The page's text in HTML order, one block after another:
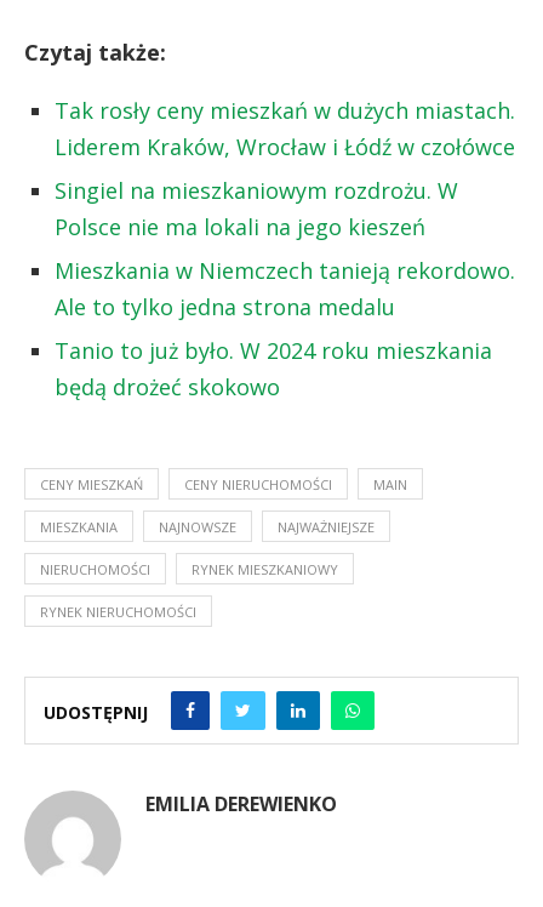
Czytaj także:
Tak rosły ceny mieszkań w dużych miastach.
Liderem Kraków, Wrocław i Łódź w czołówce
Singiel na mieszkaniowym rozdrożu. W
Polsce nie ma lokali na jego kieszeń
Mieszkania w Niemczech tanieją rekordowo.
Ale to tylko jedna strona medalu
Tanio to już było. W 2024 roku mieszkania
będą drożeć skokowo
CENY MIESZKAŃ CENY NIERUCHOMOŚCI MAIN
MIESZKANIA NAJNOWSZE NAJWAŻNIEJSZE
NIERUCHOMOŚCI RYNEK MIESZKANIOWY
RYNEK NIERUCHOMOŚCI
UDOSTĘPNIJ
EMILIA DEREWIENKO